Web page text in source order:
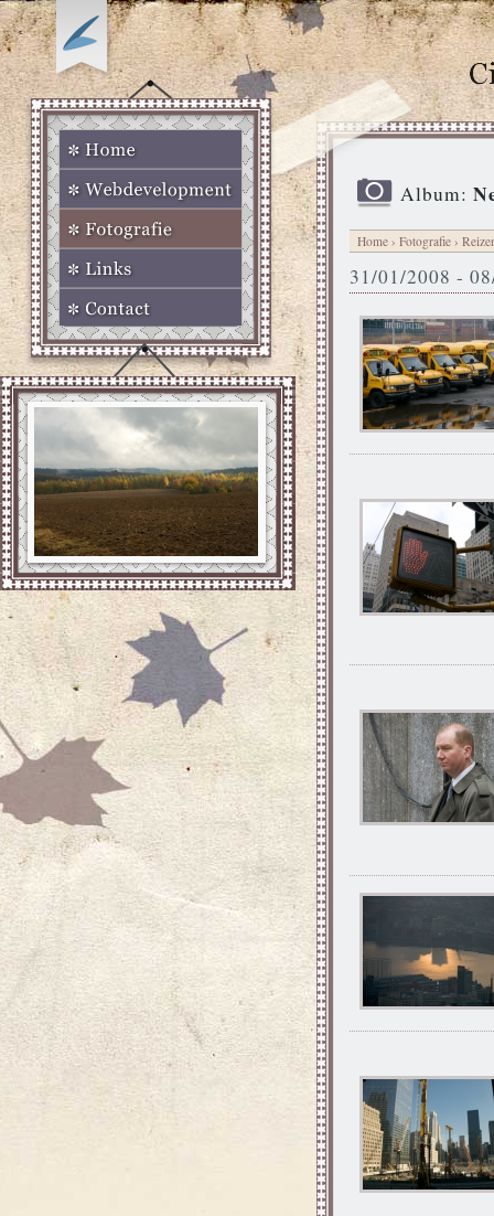
Album:
Home › Fotografie ›
31/01/2008 -